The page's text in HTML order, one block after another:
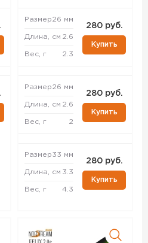
Размер26 мм
Длина, см 2.6
Вес, г 2.3
280 руб.
Купить
Размер26 мм
Длина, см 2.6
Вес, г 2
280 руб.
Купить
Размер33 мм
Длина, см 3.3
Вес, г 4.3
280 руб.
Купить